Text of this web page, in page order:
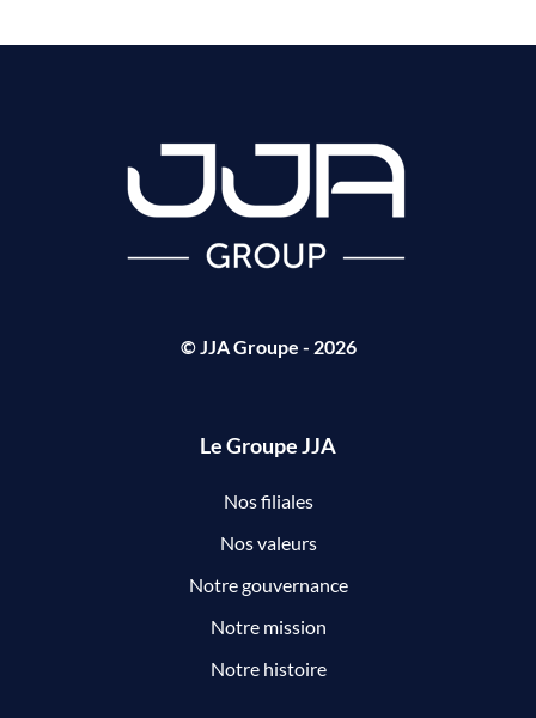
© JJA Groupe - 2026
Le Groupe JJA
Nos filiales
Nos valeurs
Notre gouvernance
Notre mission
Notre histoire